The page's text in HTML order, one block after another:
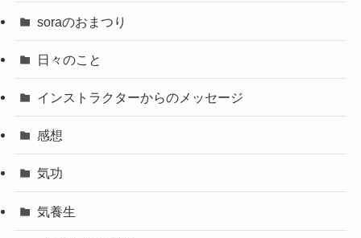
soraのおまつり
日々のこと
インストラクターからのメッセージ
感想
気功
気養生